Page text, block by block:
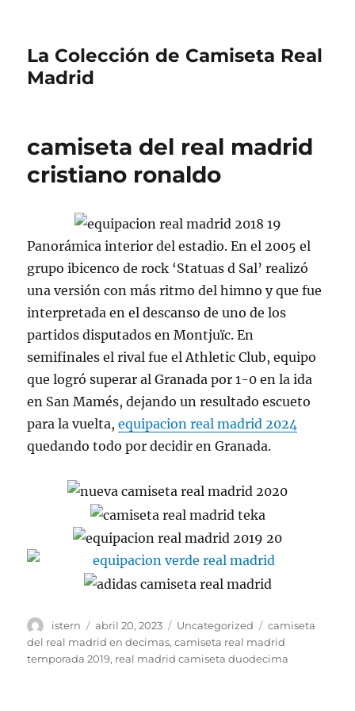
La Colección de Camiseta Real
Madrid
camiseta del real madrid
cristiano ronaldo
Panorámica interior del estadio. En el 2005 el
grupo ibicenco de rock ‘Statuas d Sal’ realizó
una versión con más ritmo del himno y que fue
interpretada en el descanso de uno de los
partidos disputados en Montjuïc. En
semifinales el rival fue el Athletic Club, equipo
que logró superar al Granada por 1-0 en la ida
en San Mamés, dejando un resultado escueto
para la vuelta,equipacion real madrid 2024
quedando todo por decidir en Granada.
Autor
istern
Publicado
el
abril 20, 2023 Categorías
Uncategorized Etiquetas
camiseta
del real madrid en decimas,camiseta real madrid
temporada 2019, real madrid camiseta duodecima